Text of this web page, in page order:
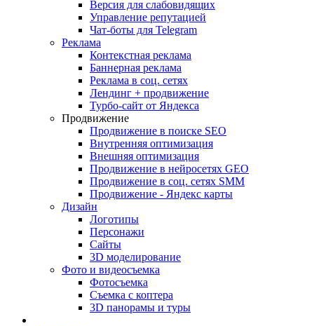
Версия для слабовидящих
Управление репутацией
Чат-боты для Telegram
Реклама
Контекстная реклама
Баннерная реклама
Реклама в соц. сетях
Лендинг + продвижение
Турбо-сайт от Яндекса
Продвижение
Продвижение в поиске SEO
Внутренняя оптимизация
Внешняя оптимизация
Продвижение в нейросетях GEO
Продвижение в соц. сетях SMM
Продвижение - Яндекс карты
Дизайн
Логотипы
Персонажи
Сайты
3D моделирование
Фото и видеосъемка
Фотосъемка
Съемка с коптера
3D панорамы и туры